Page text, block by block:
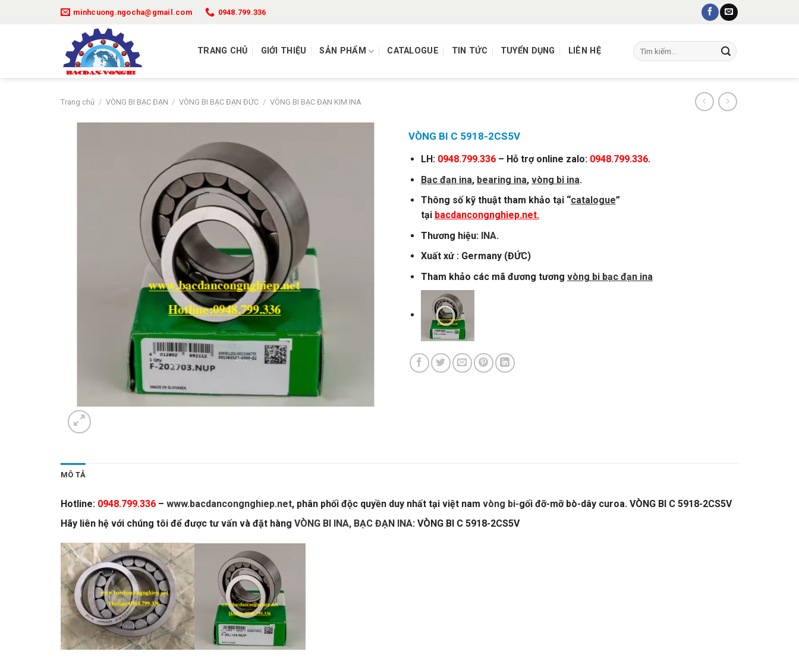
minhcuong.ngocha@gmail.com 0948.799.336
TRANG CHỦ GIỚI THIỆU SẢN PHẨM CATALOGUE TIN TỨC TUYỂN DỤNG LIÊN HỆ
Tìm
kiếm:
Trang chủ / VÒNG BI BẠC ĐẠN / VÒNG BI BẠC ĐẠN ĐỨC / VÒNG BI BẠC ĐẠN KIM INA
VÒNG BI C 5918-2CS5V
LH: 0948.799.336 – Hỗ trợ online zalo: 0948.799.336.
Bạc đạn ina, bearing ina, vòng bi ina.
Thông số kỹ thuật tham khảo tại “catalogue”
tại bacdancongnghiep.net.
Thương hiệu: INA.
Xuất xứ : Germany (ĐỨC)
Tham khảo các mã đương tương vòng bi bạc đạn ina
MÔ TẢ
Hotline: 0948.799.336 – www.bacdancongnghiep.net, phân phối độc quyền duy nhất tại việt nam vòng bi-gối đỡ-mỡ bò-dây curoa. VÒNG BI C 5918-2CS5V
Hãy liên hệ với chúng tôi để được tư vấn và đặt hàng VÒNG BI INA, BẠC ĐẠN INA: VÒNG BI C 5918-2CS5V